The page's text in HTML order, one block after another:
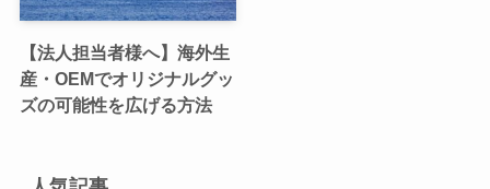
【法人担当者様へ】海外生
産・OEMでオリジナルグッ
ズの可能性を広げる方法